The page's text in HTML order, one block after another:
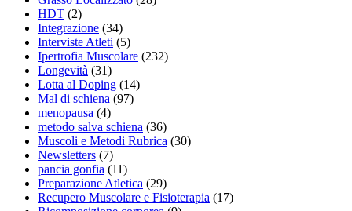
HDT (2)
Integrazione (34)
Interviste Atleti (5)
Ipertrofia Muscolare (232)
Longevità (31)
Lotta al Doping (14)
Mal di schiena (97)
menopausa (4)
metodo salva schiena (36)
Muscoli e Metodi Rubrica (30)
Newsletters (7)
pancia gonfia (11)
Preparazione Atletica (29)
Recupero Muscolare e Fisioterapia (17)